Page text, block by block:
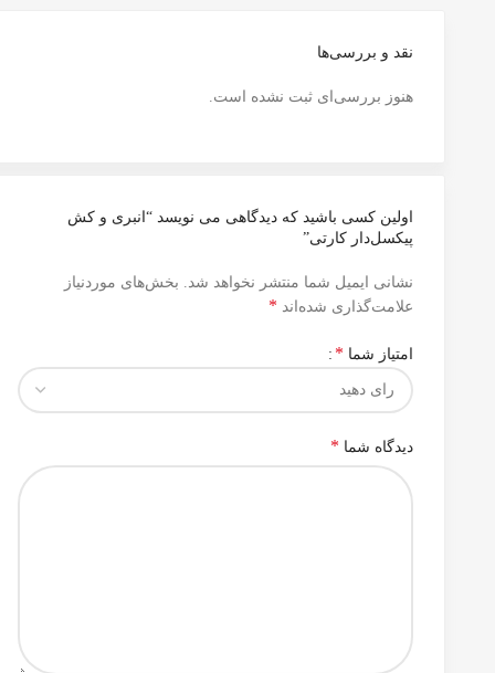
نقد و بررسی‌ها
هنوز بررسی‌ای ثبت نشده است.
اولین کسی باشید که دیدگاهی می نویسد “انبری و کش
پیکسل‌دار کارتی”
نشانی ایمیل شما منتشر نخواهد شد.
بخش‌های موردنیاز
علامت‌گذاری شده‌اند *
امتیاز شما *
دیدگاه شما *